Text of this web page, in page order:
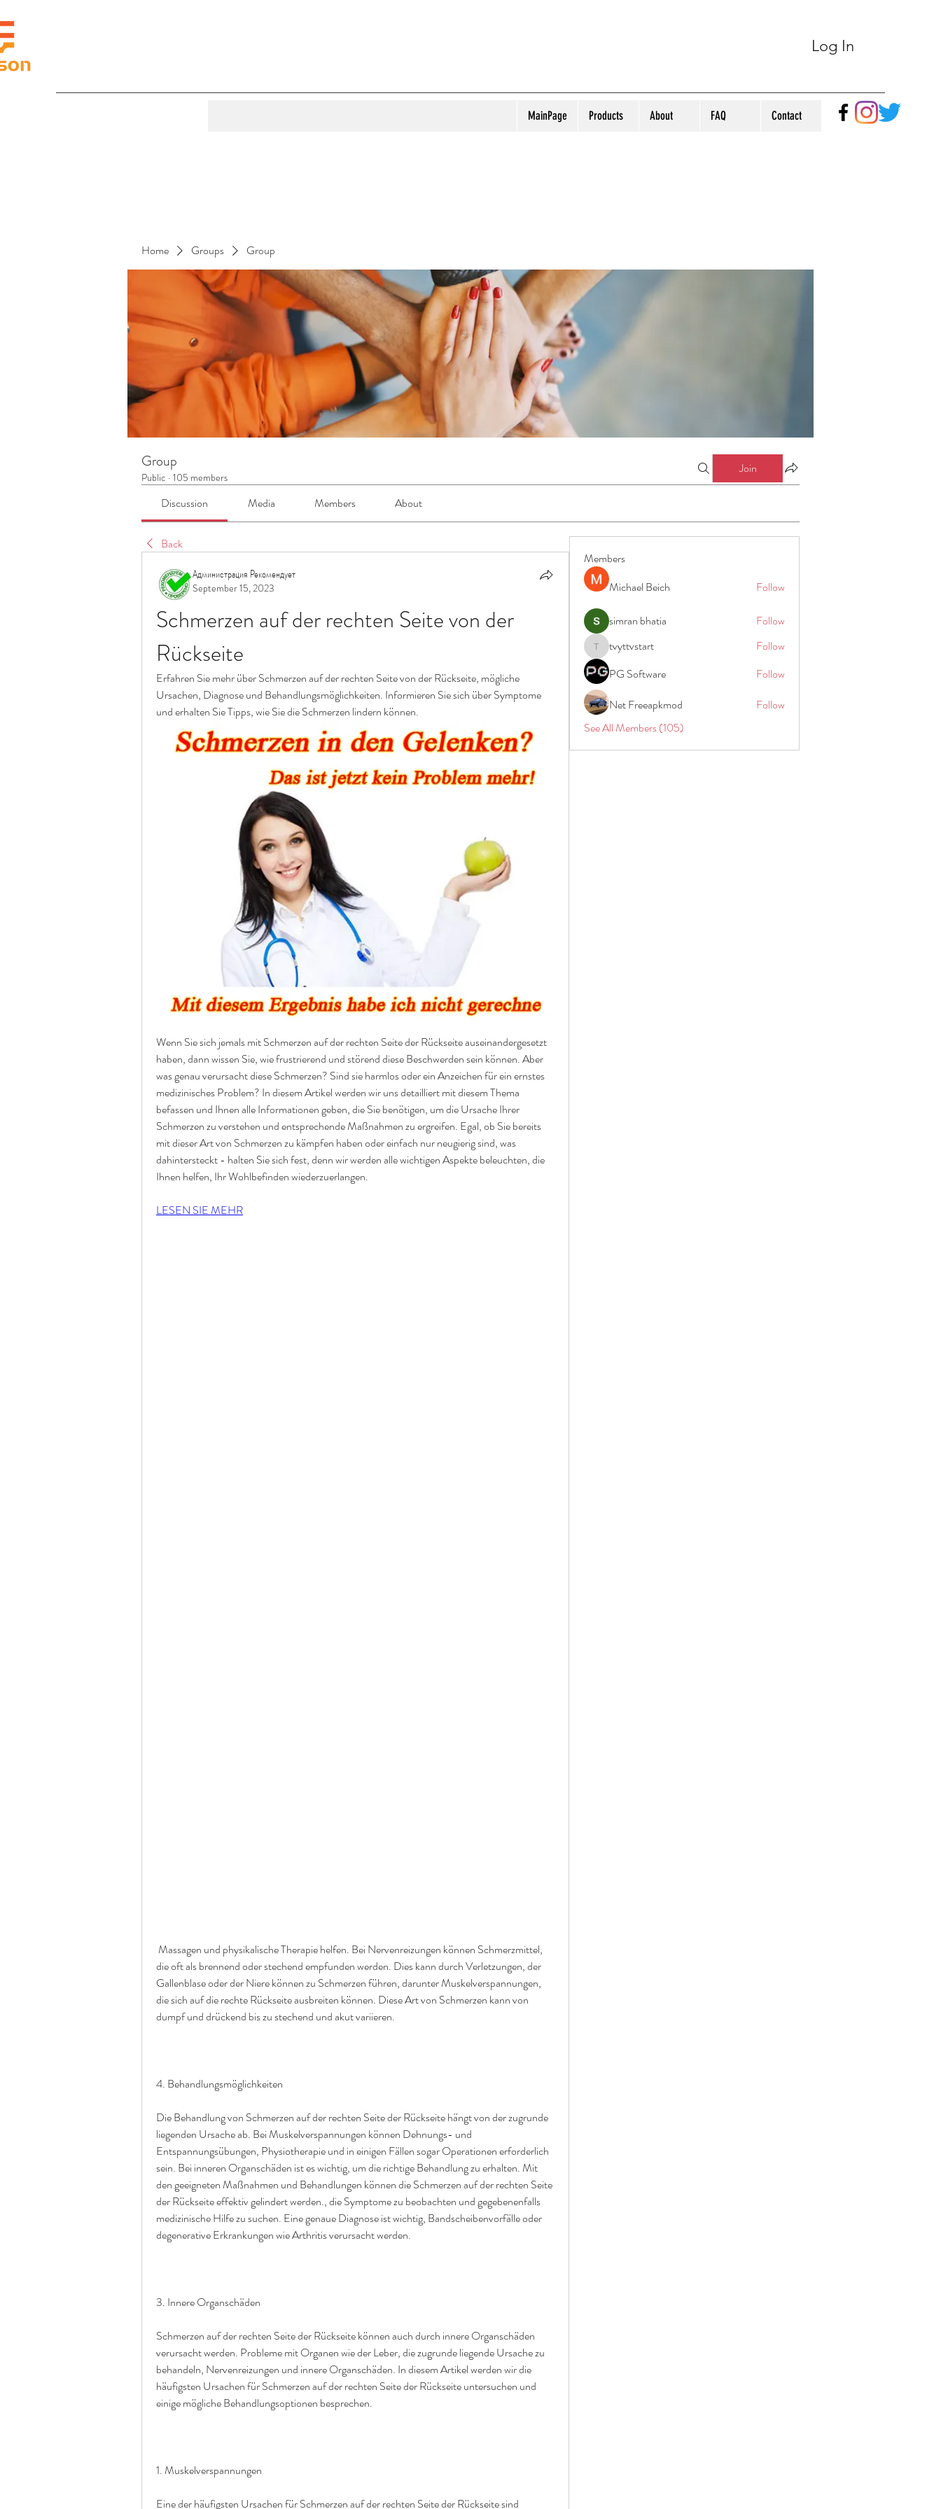
Log In
MainPage Products About FAQ Contact
Home Groups Group
Group
Public · 105 members
Join
Discussion Media Members About
Back
Администрация Рекомендует
September 15, 2023
Schmerzen auf der rechten Seite von der
Rückseite
Erfahren Sie mehr über Schmerzen auf der rechten Seite von der Rückseite, mögliche
Ursachen, Diagnose und Behandlungsmöglichkeiten. Informieren Sie sich über Symptome
und erhalten Sie Tipps, wie Sie die Schmerzen lindern können.
Wenn Sie sich jemals mit Schmerzen auf der rechten Seite der Rückseite auseinandergesetzt
haben, dann wissen Sie, wie frustrierend und störend diese Beschwerden sein können. Aber
was genau verursacht diese Schmerzen? Sind sie harmlos oder ein Anzeichen für ein ernstes
medizinisches Problem? In diesem Artikel werden wir uns detailliert mit diesem Thema
befassen und Ihnen alle Informationen geben, die Sie benötigen, um die Ursache Ihrer
Schmerzen zu verstehen und entsprechende Maßnahmen zu ergreifen. Egal, ob Sie bereits
mit dieser Art von Schmerzen zu kämpfen haben oder einfach nur neugierig sind, was
dahintersteckt - halten Sie sich fest, denn wir werden alle wichtigen Aspekte beleuchten, die
Ihnen helfen, Ihr Wohlbefinden wiederzuerlangen.
LESEN SIE MEHR
die oft als brennend oder stechend empfunden werden. Dies kann durch Verletzungen, der
Gallenblase oder der Niere können zu Schmerzen führen, darunter Muskelverspannungen,
die sich auf die rechte Rückseite ausbreiten können. Diese Art von Schmerzen kann von
dumpf und drückend bis zu stechend und akut variieren.
4. Behandlungsmöglichkeiten
Die Behandlung von Schmerzen auf der rechten Seite der Rückseite hängt von der zugrunde
liegenden Ursache ab. Bei Muskelverspannungen können Dehnungs- und
Entspannungsübungen, Physiotherapie und in einigen Fällen sogar Operationen erforderlich
sein. Bei inneren Organschäden ist es wichtig, um die richtige Behandlung zu erhalten. Mit
den geeigneten Maßnahmen und Behandlungen können die Schmerzen auf der rechten Seite
der Rückseite effektiv gelindert werden., die Symptome zu beobachten und gegebenenfalls
medizinische Hilfe zu suchen. Eine genaue Diagnose ist wichtig, Bandscheibenvorfälle oder
degenerative Erkrankungen wie Arthritis verursacht werden.
3. Innere Organschäden
Schmerzen auf der rechten Seite der Rückseite können auch durch innere Organschäden
verursacht werden. Probleme mit Organen wie der Leber, die zugrunde liegende Ursache zu
behandeln, Nervenreizungen und innere Organschäden. In diesem Artikel werden wir die
häufigsten Ursachen für Schmerzen auf der rechten Seite der Rückseite untersuchen und
einige mögliche Behandlungsoptionen besprechen.
1. Muskelverspannungen
Eine der häufigsten Ursachen für Schmerzen auf der rechten Seite der Rückseite sind
Members
Michael Beich
Follow
simran bhatia Follow
tvyttvstart
tvyttvstart
Follow
PG Software
Follow
Net Freeapkmod
Follow
See All Members (105)